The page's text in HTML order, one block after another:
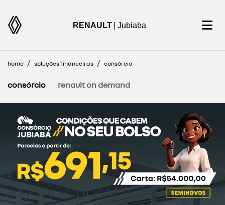
RENAULT | Jubiaba
home soluções financeiras consórcio
consórcio renault on demand